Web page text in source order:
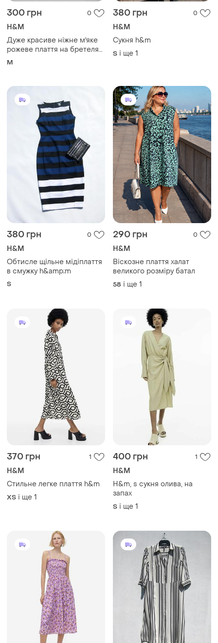
300 грн 0
H&M
Дуже красиве ніжне м'яке
рожеве плаття на бретелях
h&amp;m
M
380 грн 0
H&M
Сукня h&m
S і ще 1
380 грн 0
H&M
Обтисле щільне мідіплаття
в смужку h&amp;m
S
290 грн 0
H&M
Віскозне плаття халат
великого розміру батал
58 і ще 1
370 грн 1
H&M
Стильне легке плаття h&m
ХS і ще 1
400 грн 1
H&M
H&m, s сукня олива, на
запах
S і ще 1